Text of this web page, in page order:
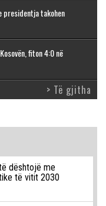
presidentja takohen
fiton 4:0 në
> Të gjitha
dështojë me
të vitit 2030